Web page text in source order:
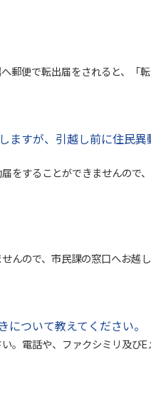
郵便で転出届をされると、「
ますが、引越し前に住民
をすることができませんので
んので、市民課の窓口へお越
について教えてください。
。電話や、ファクシミリ及び